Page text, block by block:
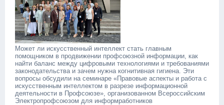
Может ли искусственный интеллект стать главным
помощником в продвижении профсоюзной информации, как
найти баланс между цифровыми технологиями и требованиями
законодательства и зачем нужна когнитивная гигиена. Эти
вопросы обсудили на семинаре «Правовые аспекты и работа с
искусственным интеллектом в разрезе информационной
деятельности в Профсоюзе», организованном Всероссийским
Электропрофсоюзом для информработников